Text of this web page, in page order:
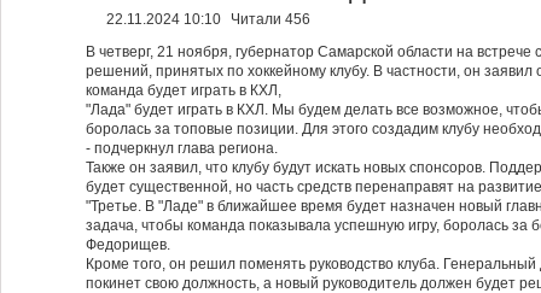
22.11.2024 10:10
Читали 456
В четверг, 21 ноября, губернатор Самарской области на
решений, принятых по хоккейному клубу. В частности, он заявил
команда будет играть в КХЛ,
"Лада" будет играть в КХЛ. Мы будем делать все возможное,
боролась за топовые позиции. Для этого создадим клубу
- подчеркнул глава региона.
Также он заявил, что клубу будут искать новых спонсоров.
будет существенной, но часть средств перенаправят на
"Третье. В "Ладе" в ближайшее время будет назначен новый
задача, чтобы команда показывала успешную игру, боролась за
Федорищев.
Кроме того, он решил поменять руководство клуба.
покинет свою должность, а новый руководитель должен будет